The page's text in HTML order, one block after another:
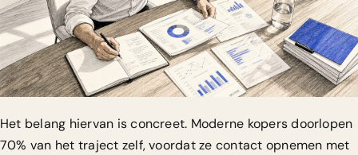
Het belang hiervan is concreet. Moderne kopers doorlopen
70% van het traject zelf, voordat ze contact opnemen met